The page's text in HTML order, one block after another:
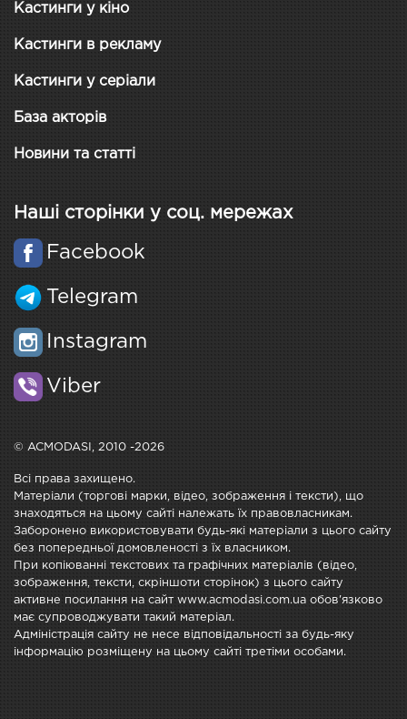
Кастинги у кіно
Кастинги в рекламу
Кастинги у серіали
База акторів
Новини та статті
Наші сторінки у соц. мережах
Facebook
Telegram
Instagram
Viber
© ACMODASI, 2010 -2026
Всі права захищено.
Матеріали (торгові марки, відео, зображення і тексти), що
знаходяться на цьому сайті належать їх правовласникам.
Заборонено використовувати будь-які матеріали з цього сайту
без попередньої домовленості з їх власником.
При копіюванні текстових та графічних матеріалів (відео,
зображення, тексти, скріншоти сторінок) з цього сайту
активне посилання на сайт www.acmodasi.com.ua обов'язково
має супроводжувати такий матеріал.
Адміністрація сайту не несе відповідальності за будь-яку
інформацію розміщену на цьому сайті третіми особами.